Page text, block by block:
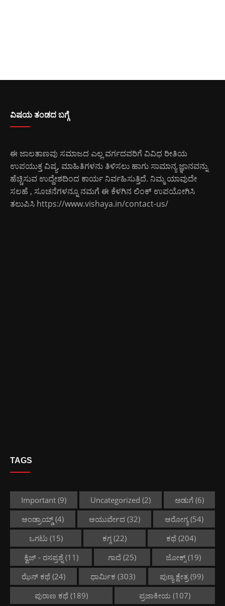
ವಿಷಯ ತಂಡದ ಬಗ್ಗೆ
ಈ ಜಾಲತಾಣವು ಸಮಾಜದ ಎಲ್ಲ ವರ್ಗದವರಿಗೆ ವಿವಿಧ ರೀತಿಯ
ಉಪಯುಕ್ತ ವಿಷ್ಯ, ಮಾಹಿತಿಗಳನು ತಿಳಿಸಲು ಹಾಗು ಸಾಮಾನ್ಯ ಜ್ಞಾನವನ್ನು
ಹೆಚ್ಚಿಸುವ ಉದ್ದೇಶದಿಂದ ಕಾರ್ಯ ನಿರ್ವಹಿಸುತ್ತಿದೆ. ನಿಮ್ಮ ಯಾವುದೇ
ಸಲಹೆ , ಸೂಚನೆಗಳನ್ನೂ ನಮಗೆ ಈ ಕೆಳಗಿನ ಲಿಂಕ್ ಉಪಯೋಗಿಸಿ
ತಲುಪಿಸಿ https://www.vishaya.in/contact-us/
TAGS
Important (9) Uncategorized (2) ಅಡುಗೆ (6)
ಆಂಡ್ರಾಯ್ಡ್(4) ಆಯುರ್ವೇದ(32) ಆರೋಗ್ಯ(54)
ಒಗಟು(15) ಕಗ್ಗ(22) ಕಥೆ (204)
ಕ್ವಿಜ್ - ರಸಪ್ರಶ್ನೆ(11) ಗಾದೆ(25) ಜೋಕ್ಸ್(19)
ಝೆನ್ ಕಥೆ(24) ಧಾರ್ಮಿಕ (303) ಪುಣ್ಯ ಕ್ಷೇತ್ರ(99)
ಪುರಾಣ ಕಥೆ (189) ಪ್ರಜಾಕೀಯ (107)